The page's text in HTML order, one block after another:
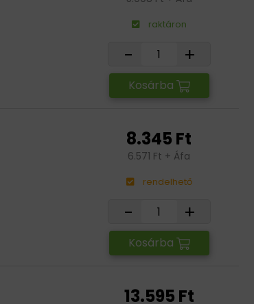
raktáron
- +
Kosárba
8.345 Ft
6.571 Ft + Áfa
rendelhető
- +
Kosárba
13.595 Ft